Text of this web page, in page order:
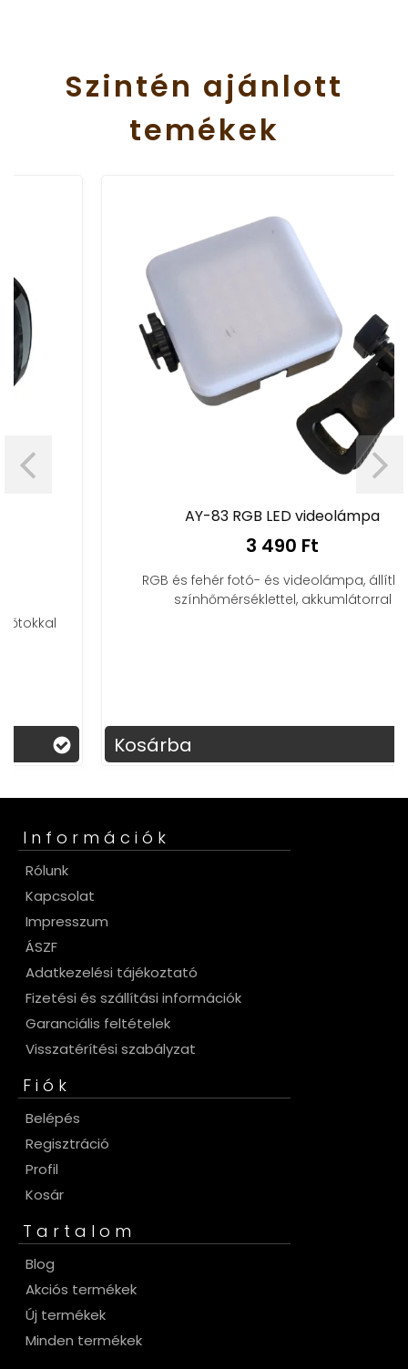
Szintén ajánlott
temékek
AY-83 RGB LED videolámpa
RGB és fehér fotó- és videolámpa, állítható
színhőmérséklettel, akkumlátorral
Kosárba
Információk
Rólunk
Kapcsolat
Impresszum
ÁSZF
Adatkezelési tájékoztató
Fizetési és szállítási információk
Garanciális feltételek
Visszatérítési szabályzat
Fiók
Belépés
Regisztráció
Profil
Kosár
Tartalom
Blog
Akciós termékek
Új termékek
Minden termékek